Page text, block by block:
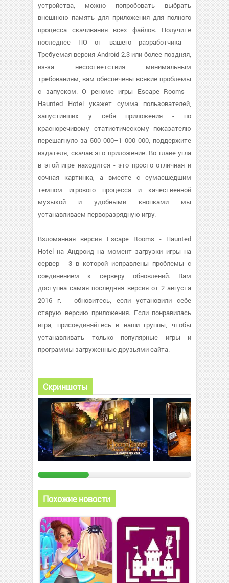
устройства, можно попробовать выбрать
внешнюю память для приложения для полного
процесса скачивания всех файлов. Получите
последнее ПО от вашего разработчика -
Требуемая версия Android 2.3 или более поздняя,
из-за несоответствия минимальным
требованиям, вам обеспечены всякие проблемы
с запуском. О реноме игры Escape Rooms -
Haunted Hotel укажет сумма пользователей,
запустивших у себя приложения - по
красноречивому статистическому показателю
перешагнуло за 500 000–1 000 000, поддержите
издателя, скачав это приложение. Во главе угла
в этой игре находится - это просто отличная и
сочная картинка, а вместе с сумасшедшим
темпом игрового процесса и качественной
музыкой и удобными кнопками мы
устанавливаем перворазрядную игру.
Взломанная версия Escape Rooms - Haunted
Hotel на Андроид на момент загрузки игры на
сервер - 3 в которой исправлены проблемы с
соединением к серверу обновлений. Вам
доступна самая последняя версия от 2 августа
2016 г. - обновитесь, если установили себе
старую версию приложения. Если понравилась
игра, присоединяйтесь в наши группы, чтобы
устанавливать только популярные игры и
программы загруженные друзьями сайта.
Скриншоты
Похожие новости